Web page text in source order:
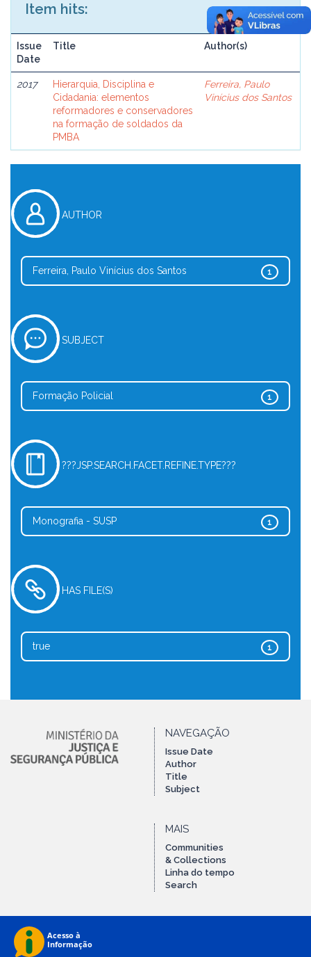
Item hits:
Issue
Date
Title Author(s)
2017
Hierarquia, Disciplina e
Cidadania: elementos
reformadores e conservadores
na formação de soldados da
PMBA
Ferreira, Paulo
Vinícius dos Santos
AUTHOR
1
Ferreira, Paulo Vinícius dos Santos
SUBJECT
1
Formação Policial
???JSP.SEARCH.FACET.REFINE.TYPE???
1
Monografia - SUSP
HAS FILE(S)
1
true
NAVEGAÇÃO
Issue Date
Author
Title
Subject
MAIS
Communities
& Collections
Linha do tempo
Search